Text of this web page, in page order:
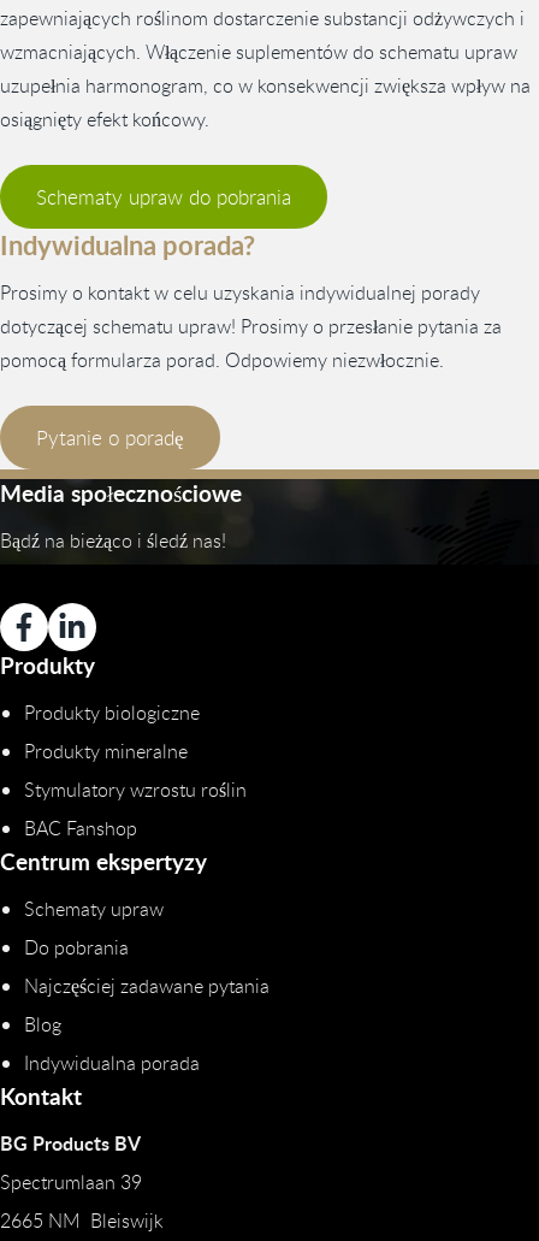
zapewniających roślinom dostarczenie substancji odżywczych i
wzmacniających. Włączenie suplementów do schematu upraw
uzupełnia harmonogram, co w konsekwencji zwiększa wpływ na
osiągnięty efekt końcowy.
Schematy upraw do pobrania
Indywidualna porada?
Prosimy o kontakt w celu uzyskania indywidualnej porady
dotyczącej schematu upraw! Prosimy o przesłanie pytania za
pomocą formularza porad. Odpowiemy niezwłocznie.
Pytanie o poradę
Media społecznościowe
Bądź na bieżąco i śledź nas!
Produkty
Produkty biologiczne
Produkty mineralne
Stymulatory wzrostu roślin
BAC Fanshop
Centrum ekspertyzy
Schematy upraw
Do pobrania
Najczęściej zadawane pytania
Blog
Indywidualna porada
Kontakt
BG Products BV
Spectrumlaan 39
2665 NM Bleiswijk